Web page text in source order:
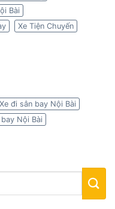
Bài
Xe Tiện Chuyến
Xe đi sân bay Nội Bài
Nội Bài